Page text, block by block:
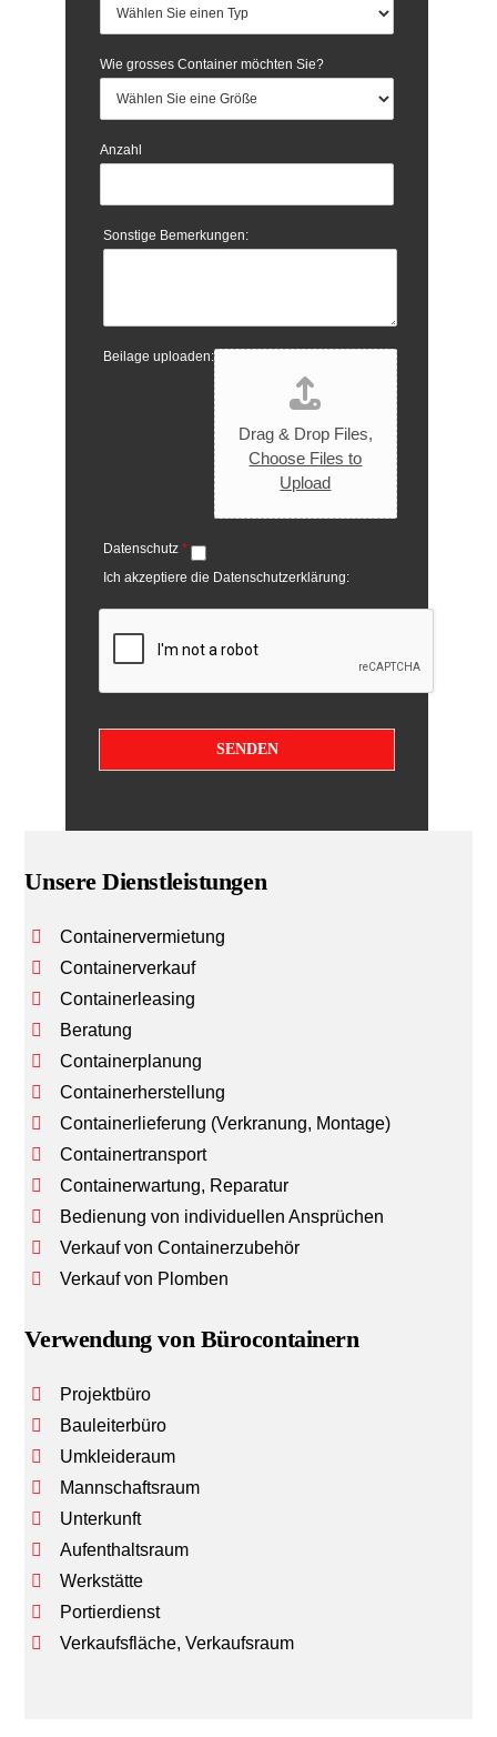
Wie grosses Container möchten Sie?
Anzahl
Sonstige Bemerkungen:
Beilage uploaden:
Drag & Drop Files,
Choose Files to
Upload
Datenschutz*
Ich akzeptiere die Datenschutzerklärung:
SENDEN
Unsere Dienstleistungen
Containervermietung
Containerverkauf
Containerleasing
Beratung
Containerplanung
Containerherstellung
Containerlieferung (Verkranung, Montage)
Containertransport
Containerwartung, Reparatur
Bedienung von individuellen Ansprüchen
Verkauf von Containerzubehör
Verkauf von Plomben
Verwendung von Bürocontainern
Projektbüro
Bauleiterbüro
Umkleideraum
Mannschaftsraum
Unterkunft
Aufenthaltsraum
Werkstätte
Portierdienst
Verkaufsfläche, Verkaufsraum